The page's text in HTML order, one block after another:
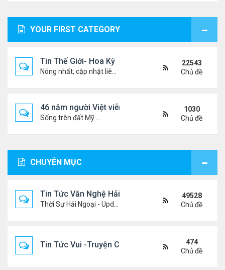
YOUR FIRST CATEGORY
Tin Thế Giới- Hoa Kỳ
22543
Chủ đề
46 năm người Việt viễn xứ
Sống trên đất Mỹ ....
1030
Chủ đề
CHUYÊN MỤC
Tin Tức Văn Nghệ Hải Ngoại
49528
Chủ đề
Tin Tức Vui -Truyện Cười- Video Hài
474
Chủ đề